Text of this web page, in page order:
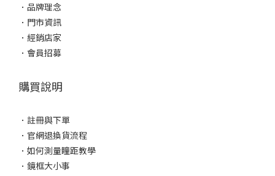
． 品牌理念
． 門市資訊
． 經銷店家
． 會員招募
購買說明
． 註冊與下單
． 官網退換貨流程
． 如何測量瞳距教學
． 鏡框大小事